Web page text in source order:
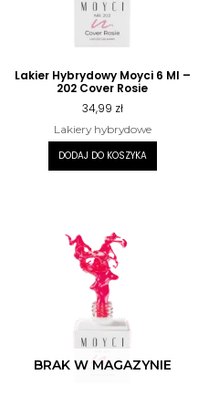
Lakier Hybrydowy Moyci 6 Ml –
202 Cover Rosie
34,99 zł
Lakiery hybrydowe
DODAJ DO KOSZYKA
BRAK W MAGAZYNIE